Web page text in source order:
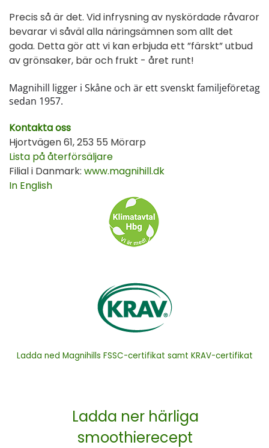
Precis så är det. Vid infrysning av nyskördade råvaror
bevarar vi såväl alla näringsämnen som allt det
goda. Detta gör att vi kan erbjuda ett ”färskt” utbud
av grönsaker, bär och frukt - året runt!
Magnihill ligger i Skåne och är ett svenskt familjeföretag
sedan 1957.
Kontakta oss
Hjortvägen 61, 253 55 Mörarp
Lista på återförsäljare
Filial i Danmark: www.magnihill.dk
In English
Ladda ned Magnihills FSSC-certifikat samt KRAV-certifikat
Ladda ner härliga
smoothierecept